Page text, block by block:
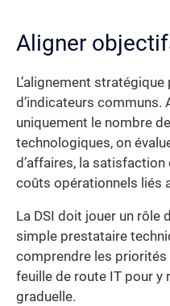
Aligner
L’alignement
d’indicateurs communs.
uniquement le nombre
technologiques, on
d’affaires, la
coûts opérationnels liés
La DSI doit jouer un rôle
simple prestataire
comprendre les priorités
feuille de route IT pour y
graduelle.